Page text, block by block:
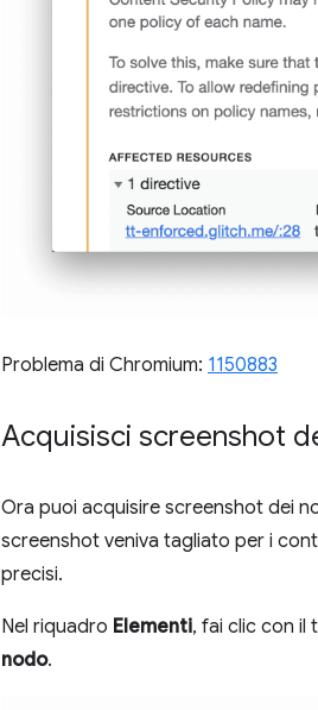
Problema di Chromium: 1150883
Acquisisci screenshot
Ora puoi acquisire screenshot dei
screenshot veniva tagliato per i
precisi.
Nel riquadro Elementi, fai clic con il
nodo.